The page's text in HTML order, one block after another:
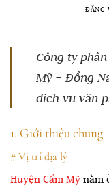
ĐĂNG
Công ty
Mỹ – Đồng
dịch vụ văn
1. Giới thiệu chung
# Vị trí địa lý
Huyện Cẩm Mỹ nằm